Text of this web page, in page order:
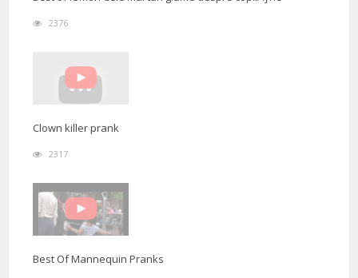
2376
Clown killer prank
2317
Best Of Mannequin Pranks